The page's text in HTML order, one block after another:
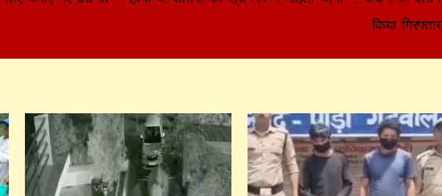
किया गिरफ्तार